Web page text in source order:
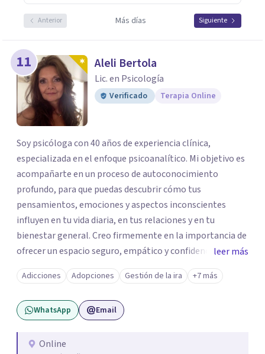
Anterior Más días Siguiente
11 Aleli Bertola
Lic. en Psicología
Verificado Terapia Online
Soy psicóloga con 40 años de experiencia clínica,
especializada en el enfoque psicoanalítico. Mi objetivo es
acompañarte en un proceso de autoconocimiento
profundo, para que puedas descubrir cómo tus
pensamientos, emociones y aspectos inconscientes
influyen en tu vida diaria, en tus relaciones y en tu
bienestar general. Creo firmemente en la importancia de
ofrecer un espacio seguro, empático y confidencial, donde
puedas expresarte sin miedo ni juicios, y explorar aquellas
experiencias o sentimientos que muchas veces resultan
difíciles de poner en palabras. A lo largo de mi trayectoria
me he formado y trabajado en clínica psicosomática,
vínculos dependientes y conflictos individuales, de pareja
leer más
Adicciones Adopciones Gestión de la ira +7 más
WhatsApp Email
Online